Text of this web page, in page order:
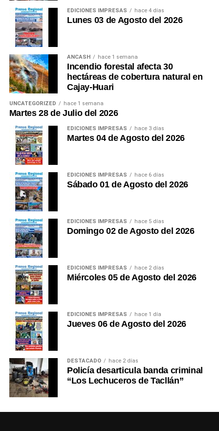
EDICIONES IMPRESAS hace 4 días
Lunes 03 de Agosto del 2026
ANCASH hace 1 semana
Incendio forestal afecta 30
hectáreas de cobertura natural en
Cajay-Huari
UNCATEGORIZED hace 1 semana
Martes 28 de Julio del 2026
EDICIONES IMPRESAS hace 3 días
Martes 04 de Agosto del 2026
EDICIONES IMPRESAS hace 6 días
Sábado 01 de Agosto del 2026
EDICIONES IMPRESAS hace 5 días
Domingo 02 de Agosto del 2026
EDICIONES IMPRESAS hace 2 días
Miércoles 05 de Agosto del 2026
EDICIONES IMPRESAS hace 1 día
Jueves 06 de Agosto del 2026
DESTACADO hace 2 días
Policía desarticula banda criminal
“Los Lechuceros de Tacllán”